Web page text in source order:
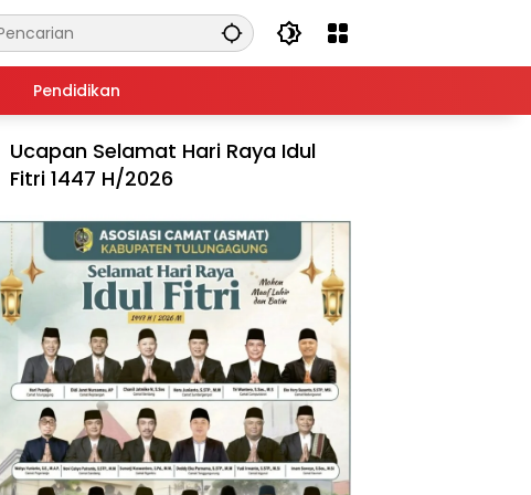
Pendidikan
Ucapan Selamat Hari Raya Idul
Fitri 1447 H/2026